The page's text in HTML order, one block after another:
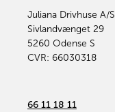
Juliana Drivhuse A/S
Sivlandvænget 29
5260 Odense S
CVR: 66030318
66 11 18 11